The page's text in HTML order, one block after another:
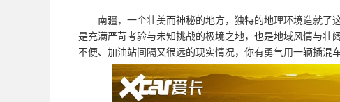
南疆，一个壮美而神秘的地方，独特的地理环境造就了
是充满严苛考验与未知挑战的极境之地，也是地域风情与
不便、加油站间隔又很远的现实情况，你有勇气用一辆插混